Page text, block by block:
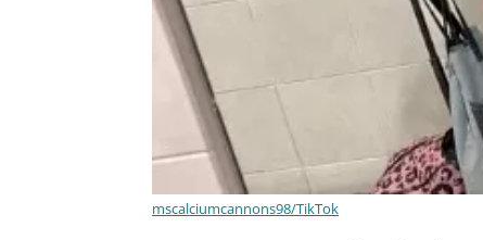
mscalciumcannons98/TikTok